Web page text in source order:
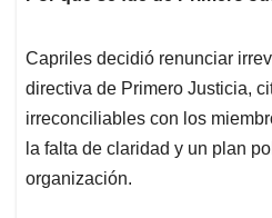
Capriles decidió renunciar
directiva de Primero Justicia,
irreconciliables con los
la falta de claridad y un plan
organización.